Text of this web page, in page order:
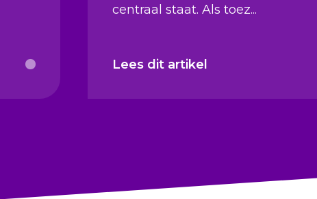
centraal staat. Als toez...
Lees dit artikel